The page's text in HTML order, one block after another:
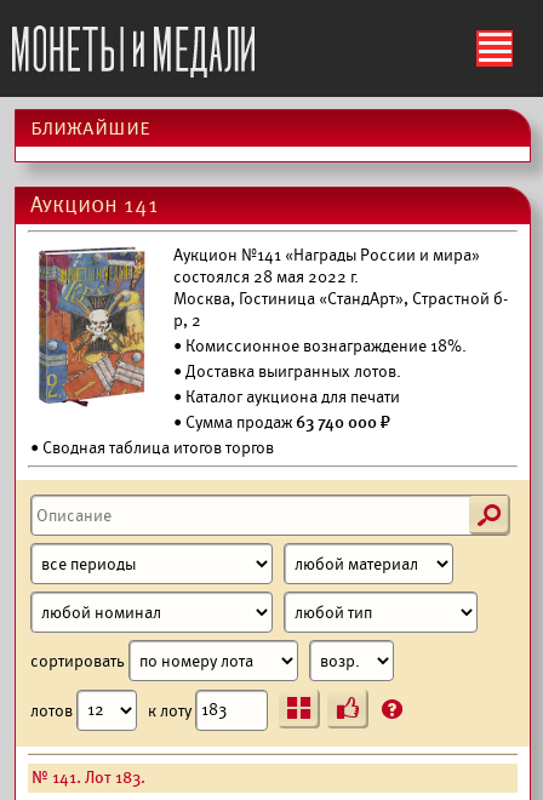
ś
ближайшие
Аукцион 141
Аукцион №141 «Награды России и мира»
состоялся 28 мая 2022 г.
Москва, Гостиница «СтандАрт», Страстной б-
р, 2
• Комиссионное вознаграждение 18%.
• Доставка выигранных лотов.
• Каталог аукциона для печати
• Сумма продаж63 740 000 ₽
• Сводная таблица итогов торгов
s
сортировать
лотов к лоту Ъ ?
№ 141. Лот 183.